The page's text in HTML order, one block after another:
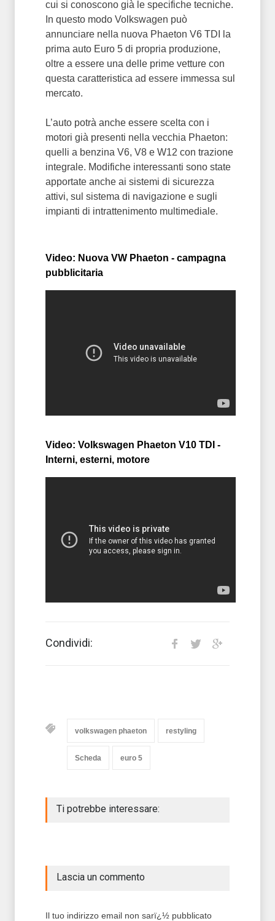
cui si conoscono già le specifiche tecniche.
In questo modo Volkswagen può
annunciare nella nuova Phaeton V6 TDI la
prima auto Euro 5 di propria produzione,
oltre a essere una delle prime vetture con
questa caratteristica ad essere immessa sul
mercato.
L’auto potrà anche essere scelta con i
motori già presenti nella vecchia Phaeton:
quelli a benzina V6, V8 e W12 con trazione
integrale. Modifiche interessanti sono state
apportate anche ai sistemi di sicurezza
attivi, sul sistema di navigazione e sugli
impianti di intrattenimento multimediale.
Video: Nuova VW Phaeton - campagna
pubblicitaria
Video: Volkswagen Phaeton V10 TDI -
Interni, esterni, motore
Condividi:
volkswagen phaeton restyling
Scheda euro 5
Ti potrebbe interessare:
Lascia un commento
Il tuo indirizzo email non sarï¿½ pubblicato